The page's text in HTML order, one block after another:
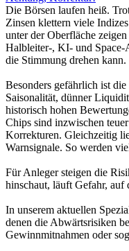
Die Börsen laufen heiß.
Zinsen klettern viele
unter der Oberfläche
Halbleiter-, KI- und Space-
die Stimmung drehen kann.
Besonders gefährlich ist
Saisonalität, dünner
historisch hohen
Chips sind inzwischen
Korrekturen. Gleichzeitig
Warnsignale. So werden
Für Anleger steigen die
hinschaut, läuft Gefahr, auf
In unserem aktuellen
denen die Abwärtsrisiken
Gewinnmitnahmen oder